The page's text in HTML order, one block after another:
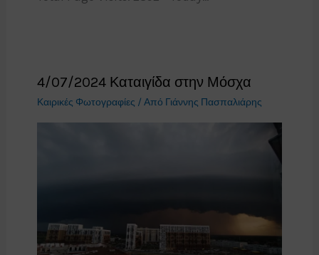
4/07/2024 Καταιγίδα στην Μόσχα
Καιρικές Φωτογραφίες / Από Γιάννης Πασπαλιάρης